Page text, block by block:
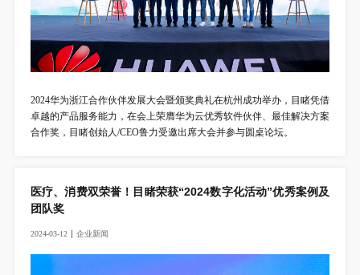
2024华为浙江合作伙伴发展大会暨颁奖典礼在杭州成功举办，目睹凭借
卓越的产品服务能力，在会上荣膺华为云优秀软件伙伴、最佳解决方案
合作奖，目睹创始人/CEO鲁力受邀出席大会并参与圆桌论坛。
医疗、消费双荣誉！目睹荣获“2024数字化活动”优秀案例及
团队奖
2024-03-12 企业新闻